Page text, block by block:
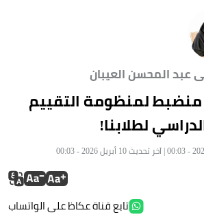
عبد المحسن العيبان
لمنظومة التقييم
لطلابنا!
تابع قناة عكاظ على الواتساب